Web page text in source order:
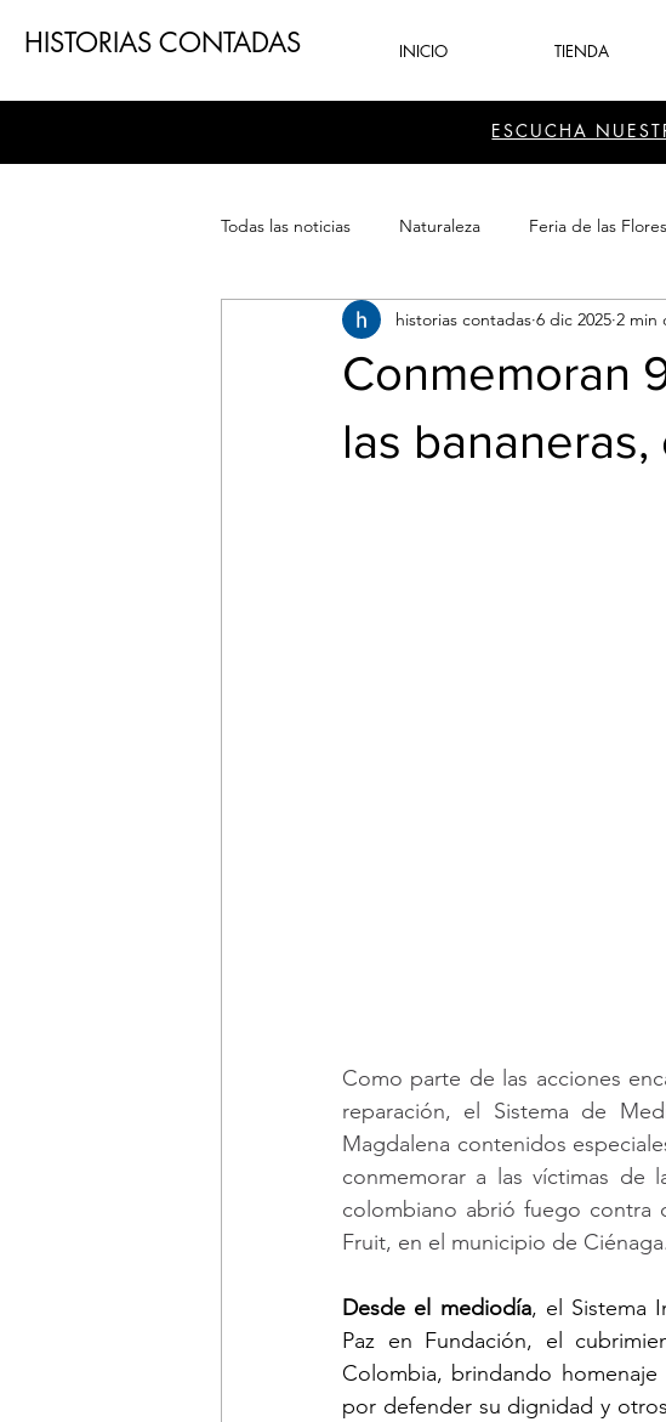
HISTORIAS CONTADAS INICIO TIENDA
ESCUCHA
Todas las noticias Naturaleza Feria de las Flores
Patrimonio Sector Cultura
Conmemoran
las bananeras,
historias contadas 6 dic 2025 2 min
Como parte de las acciones
reparación, el Sistema de
Magdalena contenidos
conmemorar a las víctimas de
colombiano abrió fuego contra
Fruit, en el municipio de Ciénaga.
Desde el mediodía, el Sistema
Paz en Fundación, el
Colombia, brindando
por defender su dignidad y